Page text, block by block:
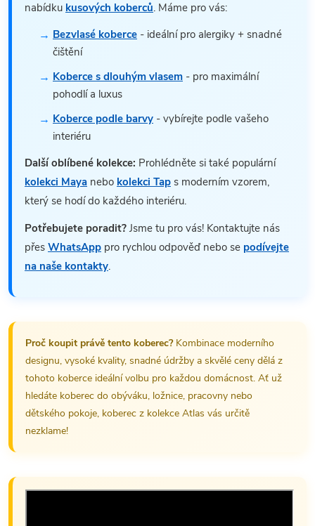
nabídku kusových koberců. Máme pro vás:
Bezvlasé koberce - ideální pro alergiky + snadné
čištění
Koberce s dlouhým vlasem - pro maximální
pohodlí a luxus
Koberce podle barvy - vybírejte podle vašeho
interiéru
Další oblíbené kolekce: Prohlédněte si také populární
kolekci Maya nebo kolekci Tap s moderním vzorem,
který se hodí do každého interiéru.
Potřebujete poradit? Jsme tu pro vás! Kontaktujte nás
přes WhatsApp pro rychlou odpověď nebo se podívejte
na naše kontakty.
Proč koupit právě tento koberec?Kombinace moderního
designu, vysoké kvality, snadné údržby a skvělé ceny dělá z
tohoto koberce ideální volbu pro každou domácnost. Ať už
hledáte koberec do obýváku, ložnice, pracovny nebo
dětského pokoje, koberec z kolekce Atlas vás určitě
nezklame!